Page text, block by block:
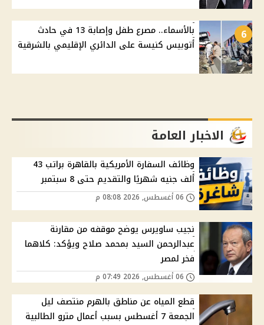
6
بالأسماء.. مصرع طفل وإصابة 13 في حادث
أتوبيس كنيسة على الدائري الإقليمي بالشرقية
الاخبار العامة
وظائف السفارة الأمريكية بالقاهرة براتب 43
ألف جنيه شهريًا والتقديم حتى 8 سبتمبر
نجيب ساويرس يوضح موقفه من مقارنة
عبدالرحمن السيد بمحمد صلاح ويؤكد: كلاهما
فخر لمصر
قطع المياه عن مناطق بالهرم منتصف ليل
الجمعة 7 أغسطس بسبب أعمال مترو الطالبية